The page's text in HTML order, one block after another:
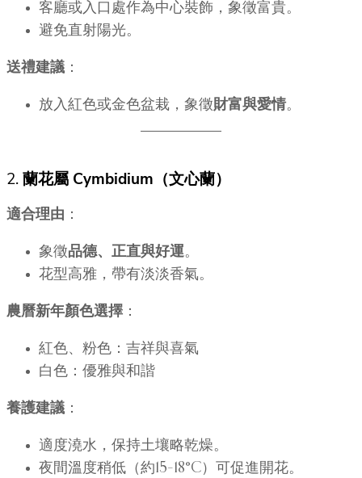
客廳或入口處作為中心裝飾，象徵富貴。
避免直射陽光。
送禮建議 ：
放入紅色或金色盆栽，象徵財富與愛情。
2.蘭花屬 Cymbidium（文心蘭）
適合理由 ：
象徵品德、正直與好運。
花型高雅，帶有淡淡香氣。
農曆新年顏色選擇 ：
紅色、粉色：吉祥與喜氣
白色：優雅與和諧
養護建議 ：
適度澆水，保持土壤略乾燥。
夜間溫度稍低（約15–18°C）可促進開花。